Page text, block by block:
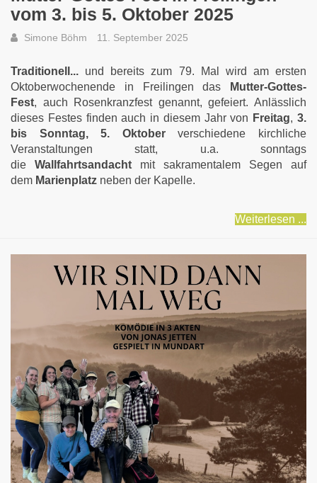
vom 3. bis 5. Oktober 2025
Simone Böhm 11. September 2025
Traditionell... und bereits zum 79. Mal wird am ersten
Oktoberwochenende in Freilingen das
Mutter-Gottes-
Fest, auch Rosenkranzfest genannt, gefeiert. Anlässlich
dieses Festes finden auch in diesem Jahr von Freitag,3.
bis Sonntag, 5. Oktoberverschiedene kirchliche
Veranstaltungen statt, u.a. sonntags
die Wallfahrtsandacht mit sakramentalem Segen auf
dem Marienplatz neben der Kapelle.
Weiterlesen ...